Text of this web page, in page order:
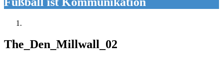
The_Den_Millwall_02